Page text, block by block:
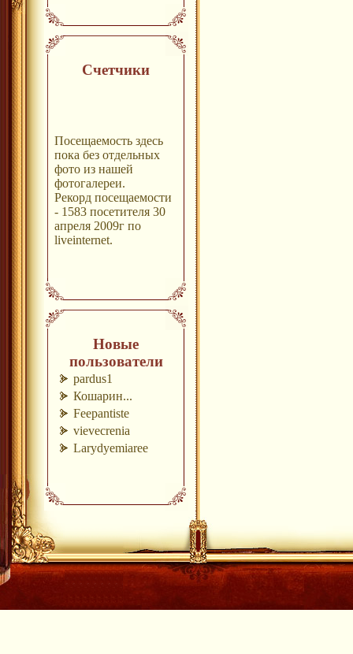
Счетчики
Посещаемость здесь
пока без отдельных
фото из нашей
фотогалереи.
Рекорд посещаемости
- 1583 посетителя 30
апреля 2009г по
liveinternet.
Новые
пользователи
pardus1
Кошарин...
Feepantiste
vievecrenia
Larydyemiaree